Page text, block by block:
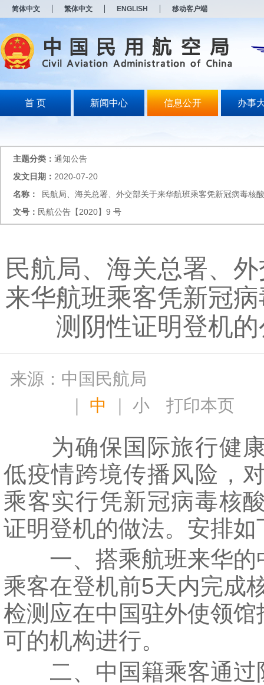
简体中文 繁体中文 ENGLISH 移动客户端
首 页 新闻中心 信息公开 办事
主题分类： 通知公告
发文日期： 2020-07-20
名称：
民航局、海关总署、外交部关于来华航班乘客凭新冠病毒核
文号： 民航公告【2020】9 号
民航局、海关总署、
来华航班乘客凭新冠
测阴性证明登机
来源：中国民航局
｜ 中 ｜小 打印本页
为确保国际旅行健康
低疫情跨境传播风险，
乘客实行凭新冠病毒核
证明登机的做法。安排如
一、搭乘航班来华的
乘客在登机前5天内完成
检测应在中国驻外使领馆
可的机构进行。
二、中国籍乘客通过
打
开
无
障
说
盲